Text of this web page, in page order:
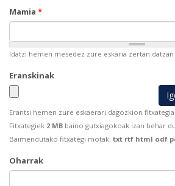
Mamia *
Idatzi hemen mesedez zure eskaria zertan datzan
Eranskinak
Erantsi hemen zure eskaerari dagozkion
Fitxategiek 2 MB baino gutxiagokoak izan behar
Baimendutako fitxategi motak: txt rtf html odf
Oharrak